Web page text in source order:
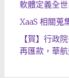
軟體定義全
XaaS 相關蒐
【賀】行政
再匯款，華